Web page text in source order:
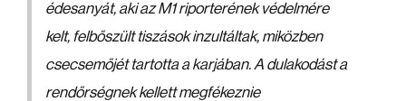
édesanyát, aki az M1 riporterének védelmére
kelt, felbőszült tiszások inzultáltak, miközben
csecsemőjét tartotta a karjában. A dulakodást a
rendőrségnek kellett megfékeznie